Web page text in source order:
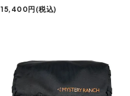
15,400円(税込)